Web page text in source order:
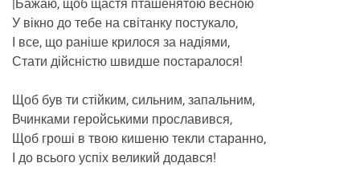
|Бажаю, щоб щастя пташенятою весною
У вікно до тебе на світанку постукало,
І все, що раніше крилося за надіями,
Стати дійсністю швидше постаралося!
Щоб був ти стійким, сильним, запальним,
Вчинками геройськими прославився,
Щоб гроші в твою кишеню текли старанно,
І до всього успіх великий додався!